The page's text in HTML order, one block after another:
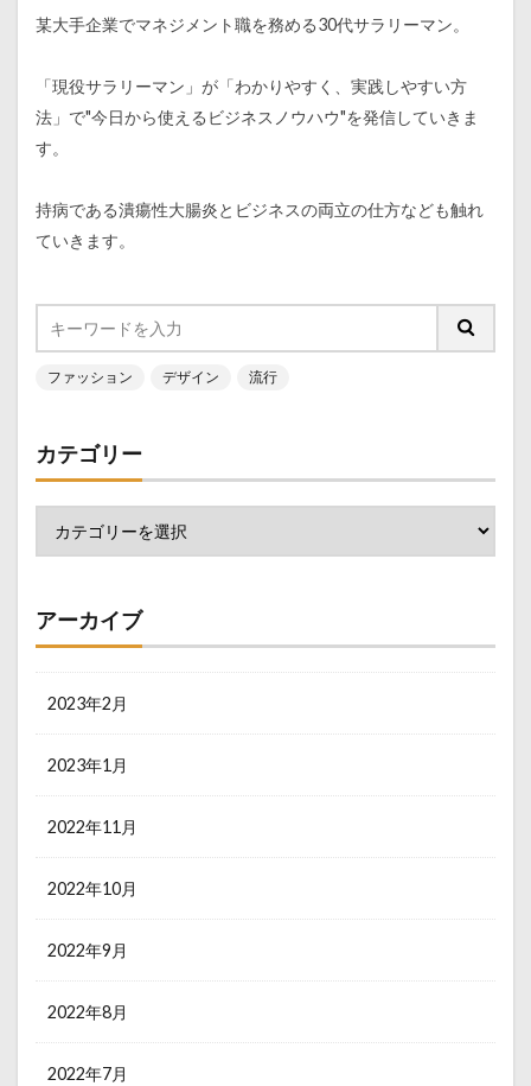
某大手企業でマネジメント職を務める30代サラリーマン。
「現役サラリーマン」が「わかりやすく、実践しやすい方
法」で"今日から使えるビジネスノウハウ"を発信していきま
す。
持病である潰瘍性大腸炎とビジネスの両立の仕方なども触れ
ていきます。
ファッション デザイン 流行
カテゴリー
アーカイブ
2023年2月
2023年1月
2022年11月
2022年10月
2022年9月
2022年8月
2022年7月